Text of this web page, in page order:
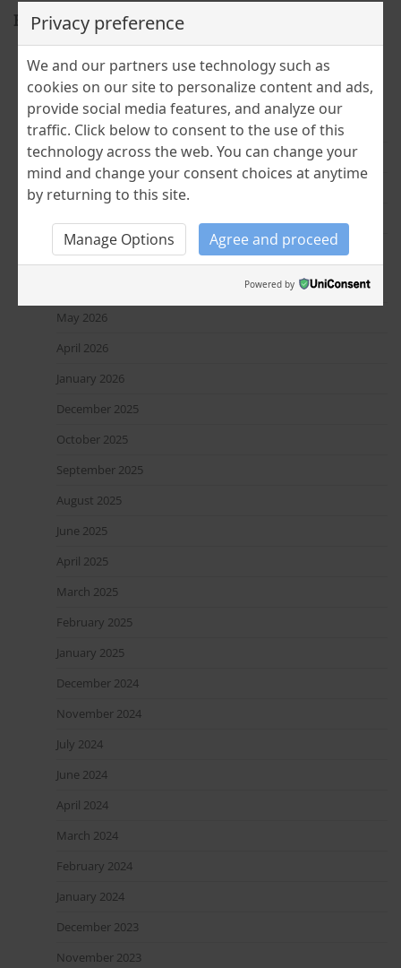
BLOCK TITLE
Whispers from Romania – Romania Unboxed: A Personal Invitation
Nedumerire: „De ce Amara?”
(no title)
În pași de tur cultural – de la București la Bobohalma
Cloud Dancer – culoarea anului Pantone 2026
May 2026
April 2026
January 2026
December 2025
October 2025
September 2025
August 2025
June 2025
April 2025
March 2025
February 2025
January 2025
December 2024
November 2024
July 2024
June 2024
April 2024
March 2024
February 2024
January 2024
December 2023
November 2023
Privacy preference
We and our partners use technology such as
cookies on our site to personalize content and ads,
provide social media features, and analyze our
traffic. Click below to consent to the use of this
technology across the web. You can change your
mind and change your consent choices at anytime
by returning to this site.
Manage Options Agree and proceed
Powered by